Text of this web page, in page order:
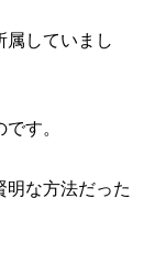
属していまし
す。
明な方法だった